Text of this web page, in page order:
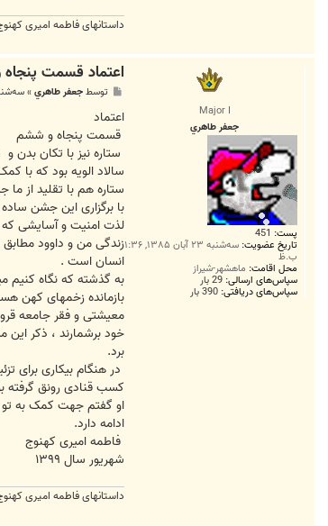
داستانهای فاطمه امیری
Major I
جعفر طاهري
پست: 451
تاریخ عضویت: سه‌شنبه ۲۳ آبان ۱۳۸۵, ۱:۳۶
ب.ظ
محل اقامت: ماهشهر-شیراز
سپاس‌های ارسالی: 29 بار
سپاس‌های دریافتی: 390 بار
اعتماد قسمت
ت
توسطجعفر طاهري»سه‌شنبه ۱۳ آبان
اعتماد
قسمت پنجاه و ششم
ستاره نیز با تکان
سالاد الویه بود که با
ستاره هم با تقلید از
با برگزاری این جشن
لذت امنیت و آسایشی
زندگی من و داوود مطابق
انسان است .
به گذشته که نگاه کنیم
بازمانده زخمهای کهن
معیشتی و فقر جامعه
خود برشمارند ، ذکر این
برد.
در هنگام بیکاری برای
کسب قنادی رونق گرفته
او گفتم جهت کمک به تو
ادامه دارد.
فاطمه امیری کهنوج
شهریور سال ۱۳۹۹
داستانهای فاطمه امیری